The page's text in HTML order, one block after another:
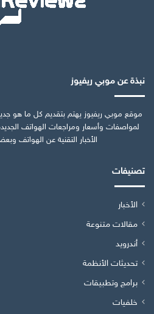
نبذة عن موبي ريفيوز
موقع موبي ريفيوز يهتم بتقديم كل ما هو
لمواصفات وأسعار ومراجعات الهواتف
الأخبار التقنية عن الهواتف
تصنيفات
الأخبار
مقالات متنوعة
أندرويد
تحديثات الأنظمة
برامج وتطبيقات
خلفيات